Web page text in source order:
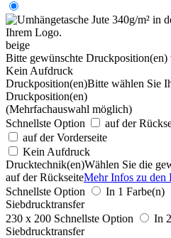
beige
Bitte gewünschte Druckposition(en)
Kein Aufdruck
Druckposition(en)Bitte wählen Sie
Druckposition(en)
(Mehrfachauswahl möglich)
Schnellste Option
auf der
auf der Vorderseite
Kein Aufdruck
Drucktechnik(en)Wählen Sie die
auf der RückseiteMehr Infos zu den
Schnellste Option
In 1 Farbe(n)
Siebdrucktransfer
230 x 200 Schnellste Option
In
Siebdrucktransfer